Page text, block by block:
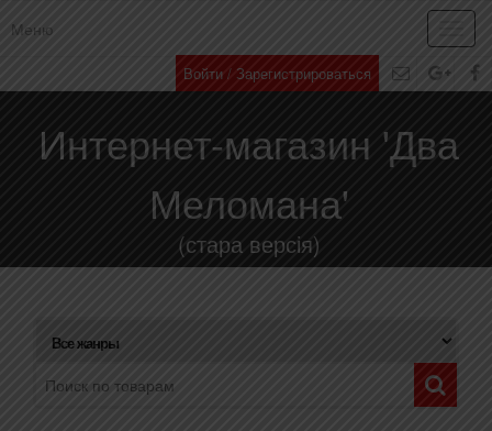
Меню
Войти / Зарегистрироваться
Интернет-магазин 'Два
Меломана'
(стара версія)